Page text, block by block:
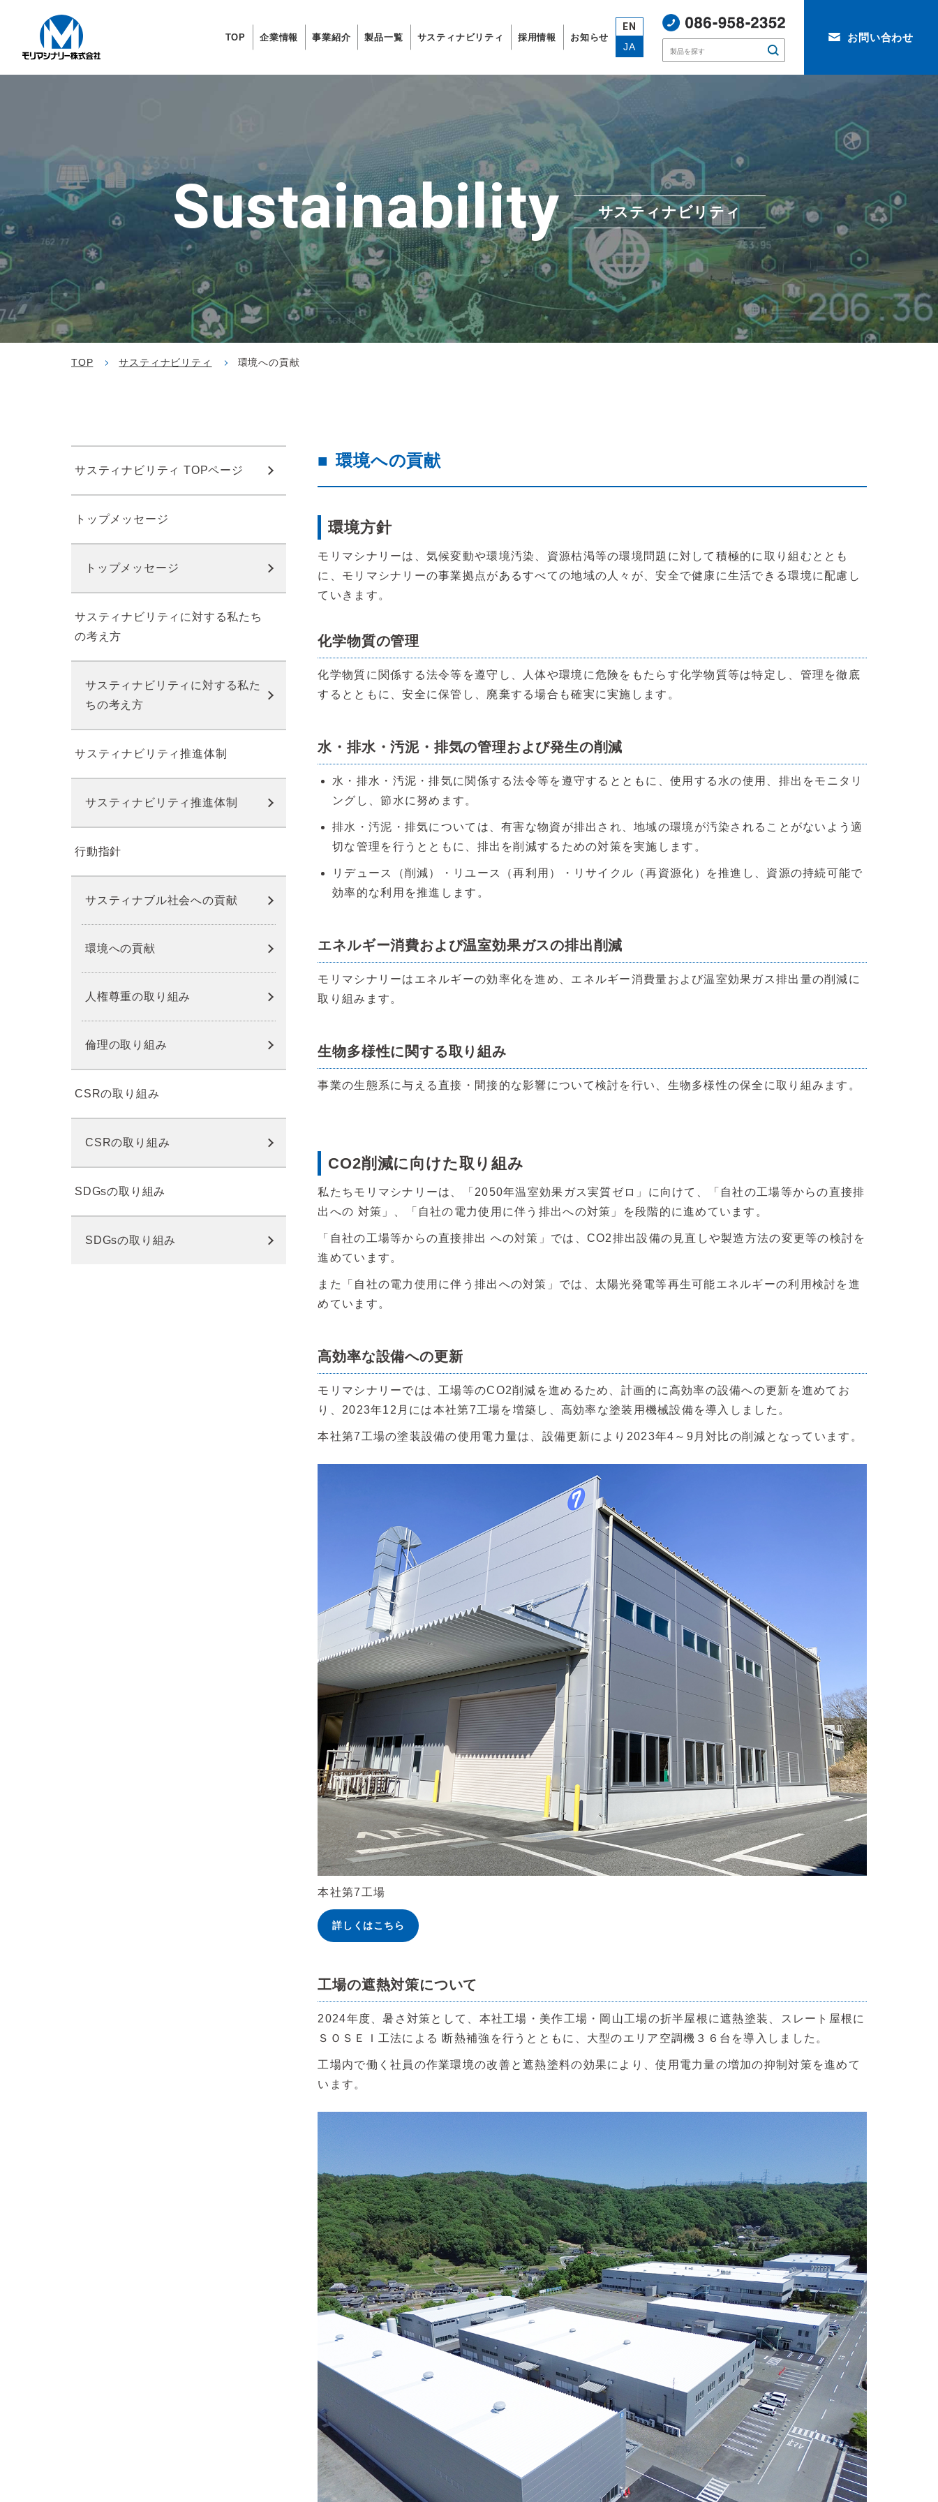
TOP 企業情報 事業紹介 製品一覧 サスティナビリティ 採用情報 お知らせ
EN
JA
お問い合わせ
Sustainability サスティナビリティ
TOP サスティナビリティ 環境への貢献
環境への貢献
環境方針
モリマシナリーは、気候変動や環境汚染、資源枯渇等の環境問題に対して積極的に取り組むととも
に、モリマシナリーの事業拠点があるすべての地域の人々が、安全で健康に生活できる環境に配慮し
ていきます。
化学物質の管理
化学物質に関係する法令等を遵守し、人体や環境に危険をもたらす化学物質等は特定し、管理を徹底
するとともに、安全に保管し、廃棄する場合も確実に実施します。
水・排水・汚泥・排気の管理および発生の削減
水・排水・汚泥・排気に関係する法令等を遵守するとともに、使用する水の使用、排出をモニタリ
ングし、節水に努めます。
排水・汚泥・排気については、有害な物資が排出され、地域の環境が汚染されることがないよう適
切な管理を行うとともに、排出を削減するための対策を実施します。
リデュース（削減）・リユース（再利用）・リサイクル（再資源化）を推進し、資源の持続可能で
効率的な利用を推進します。
エネルギー消費および温室効果ガスの排出削減
モリマシナリーはエネルギーの効率化を進め、エネルギー消費量および温室効果ガス排出量の削減に
取り組みます。
生物多様性に関する取り組み
事業の生態系に与える直接・間接的な影響について検討を行い、生物多様性の保全に取り組みます。
CO2削減に向けた取り組み
私たちモリマシナリーは、「2050年温室効果ガス実質ゼロ」に向けて、「自社の工場等からの直接排
出への 対策」、「自社の電力使用に伴う排出への対策」を段階的に進めています。
「自社の工場等からの直接排出 への対策」では、CO2排出設備の見直しや製造方法の変更等の検討を
進めています。
また「自社の電力使用に伴う排出への対策」では、太陽光発電等再生可能エネルギーの利用検討を進
めています。
高効率な設備への更新
モリマシナリーでは、工場等のCO2削減を進めるため、計画的に高効率の設備への更新を進めてお
り、2023年12月には本社第7工場を増築し、高効率な塗装用機械設備を導入しました。
本社第7工場の塗装設備の使用電力量は、設備更新により2023年4～9月対比の削減となっています。
本社第7工場
詳しくはこちら
工場の遮熱対策について
2024年度、暑さ対策として、本社工場・美作工場・岡山工場の折半屋根に遮熱塗装、スレート屋根に
ＳＯＳＥＩ工法による 断熱補強を行うとともに、大型のエリア空調機３６台を導入しました。
工場内で働く社員の作業環境の改善と遮熱塗料の効果により、使用電力量の増加の抑制対策を進めて
います。
サスティナビリティ TOPページ
トップメッセージ
トップメッセージ
サスティナビリティに対する私たち
の考え方
サスティナビリティに対する私た
ちの考え方
サスティナビリティ推進体制
サスティナビリティ推進体制
行動指針
サスティナブル社会への貢献
環境への貢献
人権尊重の取り組み
倫理の取り組み
CSRの取り組み
CSRの取り組み
SDGsの取り組み
SDGsの取り組み